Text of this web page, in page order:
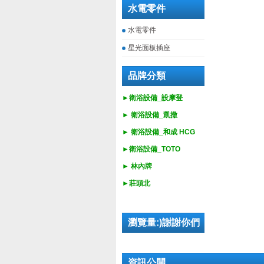
水電零件
水電零件
星光面板插座
品牌分類
►衛浴設備_設摩登
► 衛浴設備_ 凱撒
► 衛浴設備_ 和成 HCG
►衛浴設備_ TOTO
► 林內牌
►莊頭北
瀏覽量:)謝謝你們